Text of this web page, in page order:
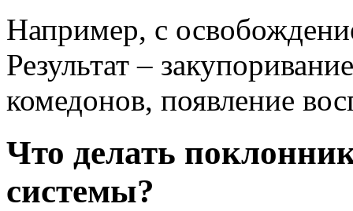
Например, с
Результат –
комедонов, появление
Что делать
системы?